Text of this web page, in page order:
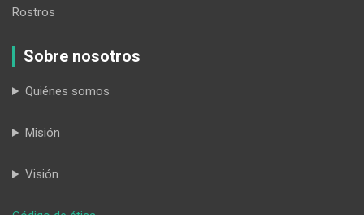
Rostros
Sobre nosotros
Quiénes somos
Misión
Visión